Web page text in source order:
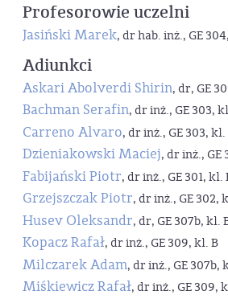
Profesorowie uczelni
Jasiński Marek, dr hab. inż., GE
Adiunkci
Askari Abolverdi Shirin, dr, GE
Bachman Serafin, dr inż., GE 303,
Carreno Alvaro, dr inż., GE 303, kl.
Dzieniakowski Maciej, dr inż., GE
Fabijański Piotr, dr inż., GE 301, kl.
Grzejszczak Piotr, dr inż., GE 302,
Husev Oleksandr, dr, GE 307b, kl.
Kopacz Rafał, dr inż., GE 309, kl. B
Milczarek Adam, dr inż., GE 307b,
Miśkiewicz Rafał, dr inż., GE 309,